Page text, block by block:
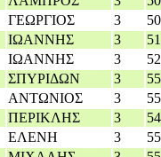
ΓΕΩΡΓΙΟΣ 3
ΙΩΑΝΝΗΣ 3
ΙΩΑΝΝΗΣ 3
ΣΠΥΡΙΔΩΝ 3
ΑΝΤΩΝΙΟΣ 3
ΠΕΡΙΚΛΗΣ 3
ΕΛΕΝΗ 3